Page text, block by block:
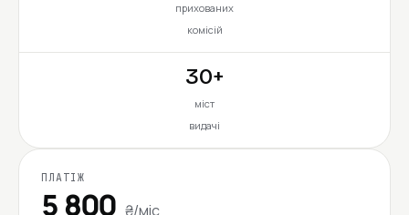
прихованих
комісій
30+
міст
видачі
ПЛАТІЖ
5 800 ₴/міс